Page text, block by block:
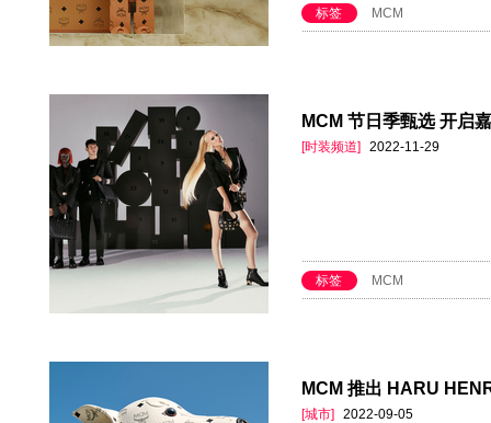
标签 MCM
MCM 节日季甄选 开启
[时装频道] 2022-11-29
标签 MCM
MCM 推出 HARU
[城市] 2022-09-05